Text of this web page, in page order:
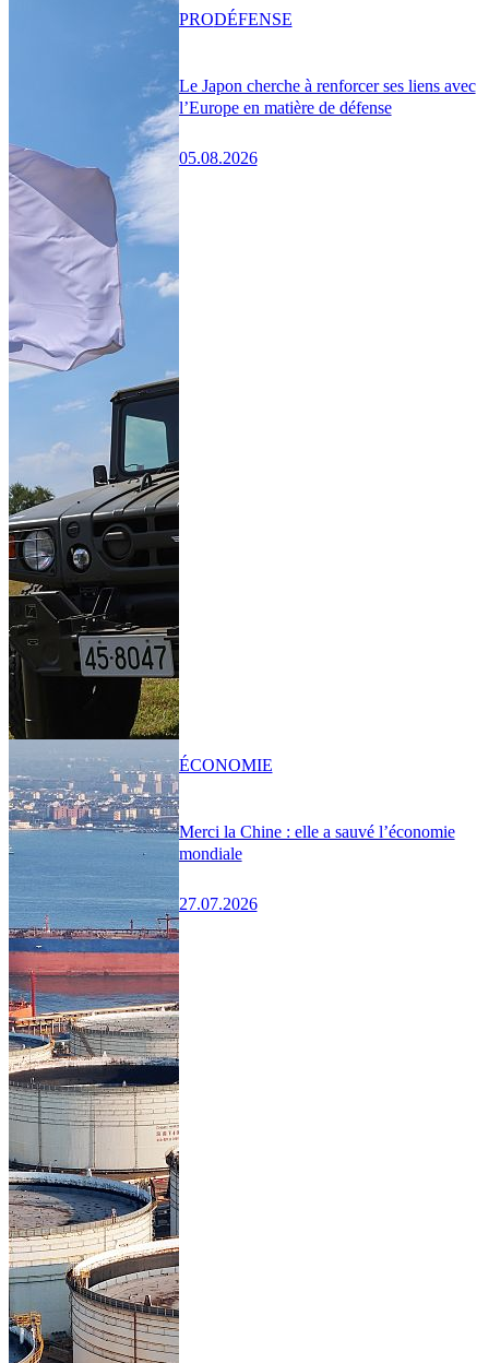
Le Japon cherche à renforcer ses liens avec
l’Europe en matière de défense
05.08.2026
PRODÉFENSE
Merci la Chine : elle a sauvé l’économie
mondiale
27.07.2026
ÉCONOMIE